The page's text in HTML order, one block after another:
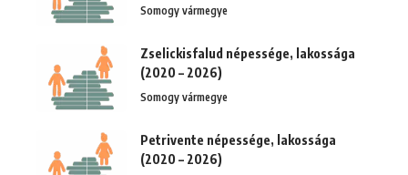
Somogy vármegye
Zselickisfalud népessége, lakossága
(2020 – 2026)
Somogy vármegye
Petrivente népessége, lakossága
(2020 – 2026)